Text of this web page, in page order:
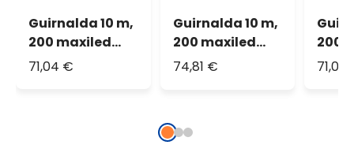
Guirnalda 10 m,
200 maxiled
blanco cálido,
71,04 €
Guirnalda 10 m,
200 maxiled
rojo y blanco
IP67
74,81 €
200